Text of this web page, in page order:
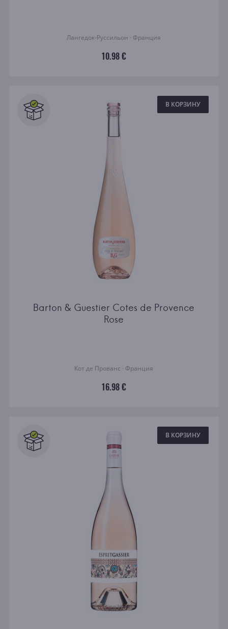
Лангедок-Руссильон · Франция
10.98 €
В КОРЗИНУ
Barton & Guestier Cotes de Provence
Rose
Кот де Прованс · Франция
16.98 €
В КОРЗИНУ